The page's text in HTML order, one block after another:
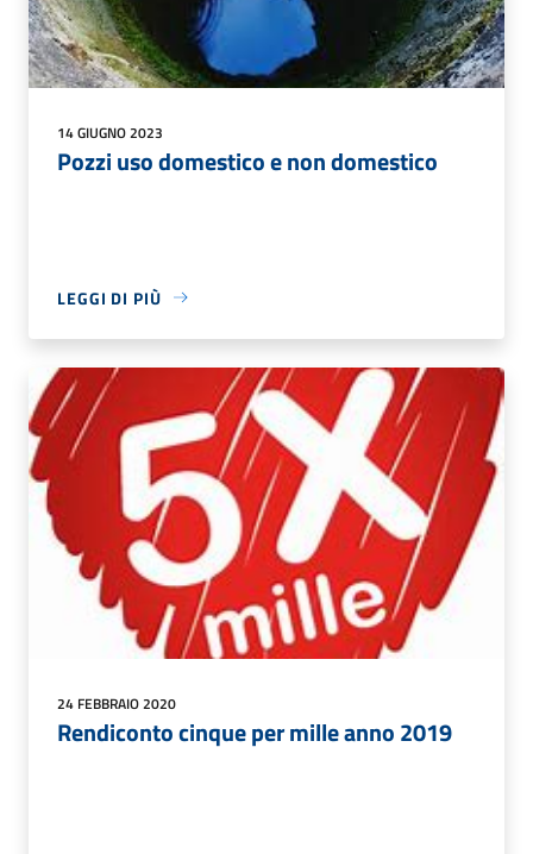
14 GIUGNO 2023
Pozzi uso domestico e non domestico
LEGGI DI PIÙ
24 FEBBRAIO 2020
Rendiconto cinque per mille anno 2019